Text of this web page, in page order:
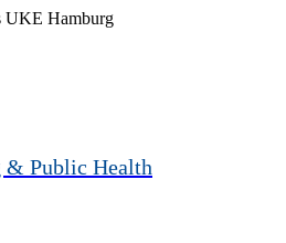
UKE Hamburg
& Public Health